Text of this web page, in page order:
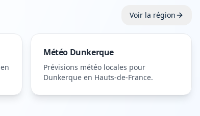
Voir la région
en
Météo Dunkerque
Prévisions météo locales pour
Dunkerque en Hauts-de-France.